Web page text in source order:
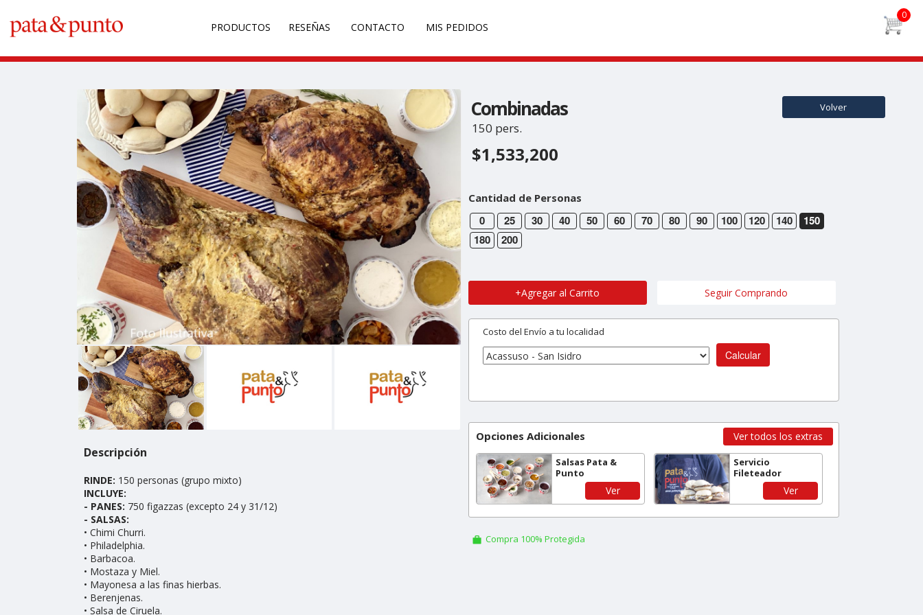
PRODUCTOS RESEÑAS CONTACTO MIS PEDIDOS
Descripción
RINDE: 150 personas (grupo mixto)
INCLUYE:
- PANES: 750 figazzas (excepto 24 y 31/12)
- SALSAS:
• Chimi Churri.
• Philadelphia.
• Barbacoa.
• Mostaza y Miel.
• Mayonesa a las finas hierbas.
• Berenjenas.
• Salsa de Ciruela.
Combinadas Volver
150 pers.
$1,533,200
Cantidad de Personas
0 25 30 40 50 60 70 80 90 100 120 140
150
180
200
+Agregar al Carrito Seguir Comprando
Costo del Envío a tu localidad
Calcular
Opciones Adicionales Ver todos los extras
Salsas Pata &
Punto
Ver
Servicio
Fileteador
Ver
Compra 100% Protegida